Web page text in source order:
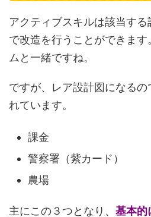
アクティブスキルは該当する
で改造を行うことができま
ムと一緒ですね。
ですが、レア設計図になる
れています。
課金
警察署（紫カード）
農場
主にこの３つとなり、 基本的